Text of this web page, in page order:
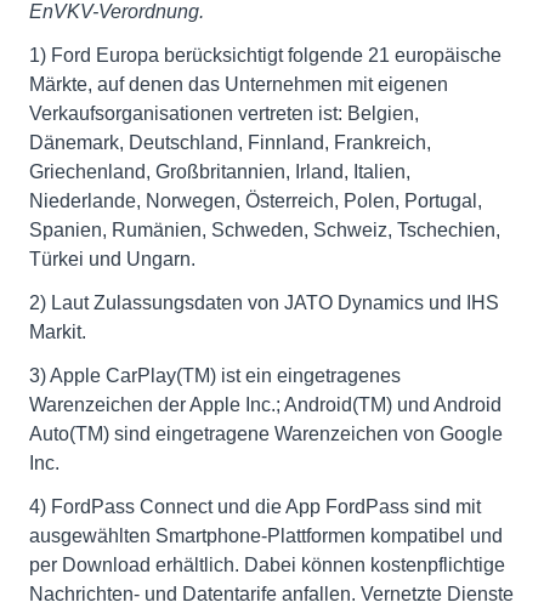
EnVKV-Verordnung.
1) Ford Europa berücksichtigt folgende 21 europäische
Märkte, auf denen das Unternehmen mit eigenen
Verkaufsorganisationen vertreten ist: Belgien,
Dänemark, Deutschland, Finnland, Frankreich,
Griechenland, Großbritannien, Irland, Italien,
Niederlande, Norwegen, Österreich, Polen, Portugal,
Spanien, Rumänien, Schweden, Schweiz, Tschechien,
Türkei und Ungarn.
2) Laut Zulassungsdaten von JATO Dynamics und IHS
Markit.
3) Apple CarPlay(TM) ist ein eingetragenes
Warenzeichen der Apple Inc.; Android(TM) und Android
Auto(TM) sind eingetragene Warenzeichen von Google
Inc.
4) FordPass Connect und die App FordPass sind mit
ausgewählten Smartphone-Plattformen kompatibel und
per Download erhältlich. Dabei können kostenpflichtige
Nachrichten- und Datentarife anfallen. Vernetzte Dienste